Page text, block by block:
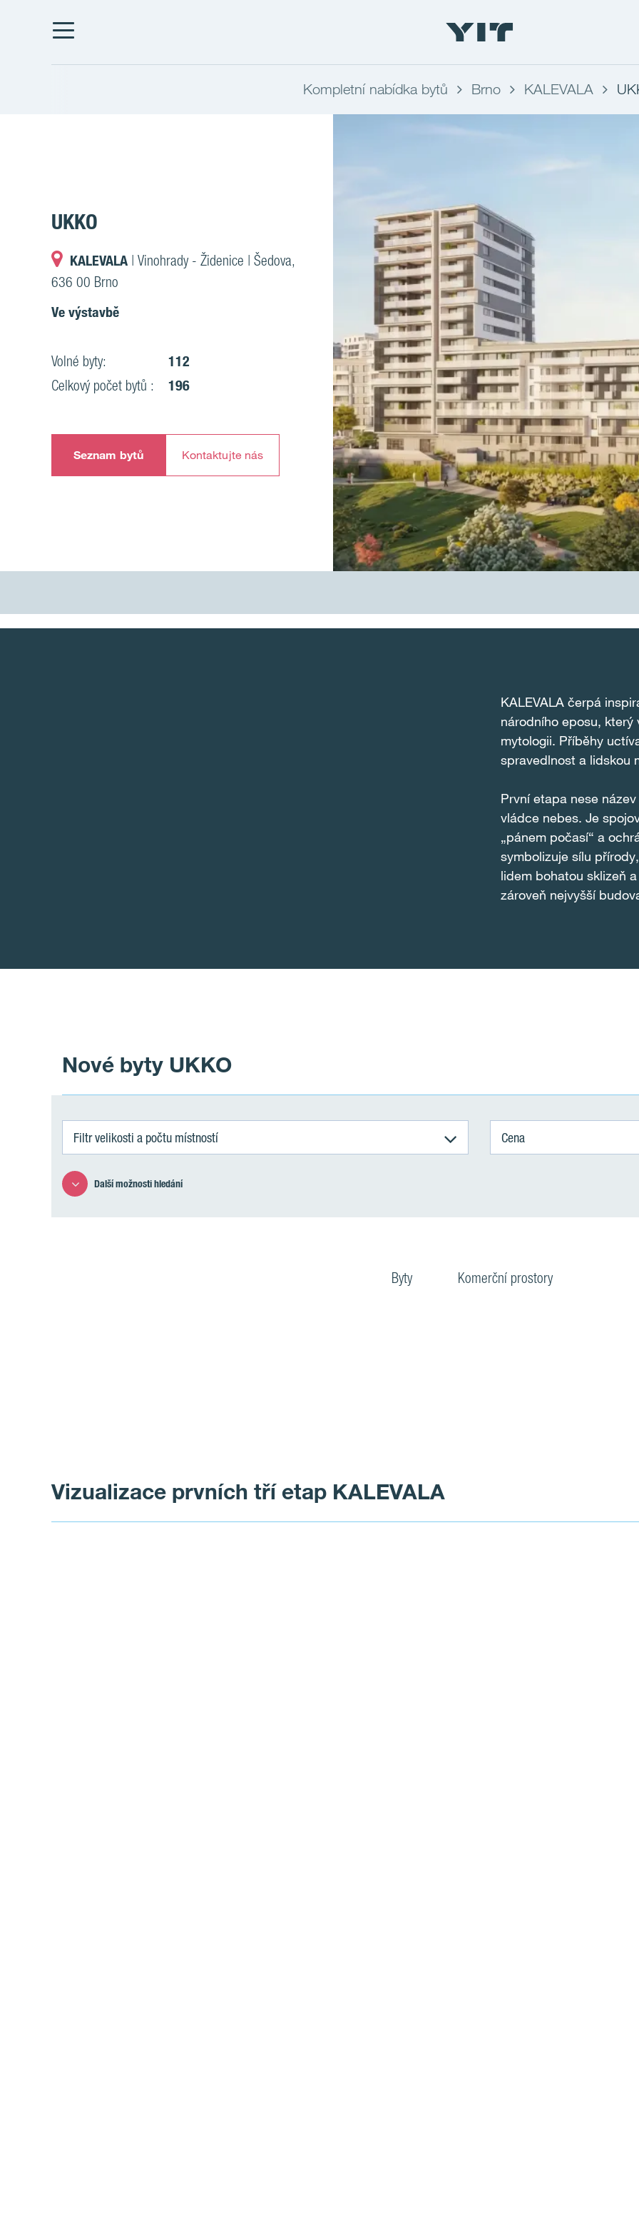
Kompletní nabídka bytů Brno KALEVALA
UKKO
KALEVALA | Vinohrady - Židenice | Šedova,
636 00 Brno
Ve výstavbě
Volné byty:
112
Celkový počet bytů :
196
Seznam bytů Kontaktujte nás
KALEVALA čerpá
národního eposu,
mytologii. Příběhy
spravedlnost a lidskou
První etapa nese
vládce nebes. Je
„pánem počasí“ a
symbolizuje sílu
lidem bohatou sklizeň
zároveň nejvyšší
Nové byty UKKO
Filtr velikosti a počtu místností Cena
Další možnosti hledání
Byty Komerční prostory
Vizualizace prvních tří etap KALEVALA